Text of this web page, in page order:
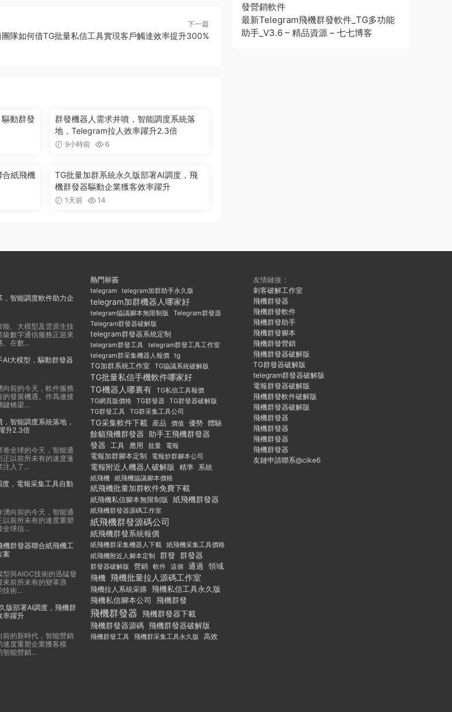
下一篇
隊如何借TG批量私信工具實現客戶觸達效率提升300%
動群發
群發機器人需求井噴，智能調度系統落
地，Telegram拉人效率躍升2.3倍
9小時前 6
紙飛機
TG批量加群系統永久版部署AI調度，飛
機群發器驅動企業獲客效率躍升
1天前 14
發營銷軟件
最新Telegram飛機群發軟件_TG多功能
助手_V3.6 – 精品資源 – 七七博客
，智能調度軟件助力企
能、大模型及雲原生技
數字通信服務正迎來
。在數...
AI大模型，驅動群發器
前的今天，軟件服務
的發展機遇。作爲連接
鍵橋梁...
智能調度系統落地，
升2.3倍
全球的今天，智能通
正以前所未有的速度蓬
注入了...
，電報采集工具自動
向前的今天，智能通
前所未有的速度重塑
全球信...
機群發器聯合紙飛機工
案
與AIGC技術的迅猛發
來前所未有的變革浪
技術...
版部署AI調度，飛機群
率躍升
前的新時代，智能營銷
度重塑企業獲客模
智能營銷...
熱門标簽
telegram telegram加群助手永久版
telegram加群機器人哪家好
telegram協議腳本無限制版
Telegram群發器
Telegram群發器破解版
telegram群發器系統定制
telegram群發工具 telegram群發工具工作室
telegram群采集機器人報價 tg
TG加群系統工作室 TG協議系統破解版
TG批量私信手機軟件哪家好
TG機器人哪裏有 TG私信工具報價
TG網頁版價格 TG群發器
TG群發器破解版
TG群發工具 TG群采集工具公司
TG采集軟件下載 産品 價值 優勢 體驗
餘貓飛機群發器 助手王飛機群發器
發器 工具 應用 批量 電報
電報加群腳本定制 電報炒群腳本公司
電報附近人機器人破解版 精準
系統
紙飛機
紙飛機協議腳本價格
紙飛機批量加群軟件免費下載
紙飛機私信腳本無限制版 紙飛機群發器
紙飛機群發器源碼工作室
紙飛機群發源碼公司
紙飛機群發系統報價
紙飛機群采集機器人下載 紙飛機采集工具價格
紙飛機附近人腳本定制
群發 群發器
群發器破解版 營銷 軟件 這個 通過 領域
飛機 飛機批量拉人源碼工作室
飛機拉人系統采購 飛機私信工具永久版
飛機私信腳本公司
飛機群發
飛機群發器 飛機群發器下載
飛機群發器源碼 飛機群發器破解版
飛機群發工具 飛機群采集工具永久版 高效
友情鏈接：
刺客破解工作室
飛機群發器
飛機群發軟件
飛機群發助手
飛機群發腳本
飛機群發營銷
飛機群發器破解版
TG群發器破解版
telegram群發器破解版
電報群發器破解版
飛機群發軟件破解版
飛機群發器破解版
飛機群發器
飛機群發器
飛機群發器
飛機群發器
友鏈申請聯系@cike6